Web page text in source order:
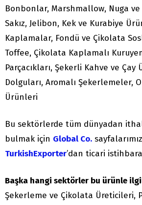
Bonbonlar, Marshmallow, Nuga ve
Sakız, Jelibon, Kek ve Kurabiye
Kaplamalar, Fondü ve Çikolata
Toffee, Çikolata Kaplamalı
Parçacıkları, Şekerli Kahve ve Çay
Dolguları, Aromalı Şekerlemeler,
Ürünleri
Bu sektörlerde tüm dünyadan
bulmak için Global Co.
TurkishExporter’dan ticari
Başka hangi sektörler bu ürünle
Şekerleme ve Çikolata Üreticileri,